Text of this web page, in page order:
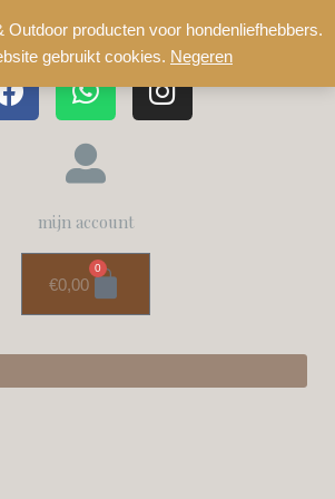
Outdoor producten voor hondenliefhebbers.
gebruikt cookies. Negeren
mijn account
€0,00
0